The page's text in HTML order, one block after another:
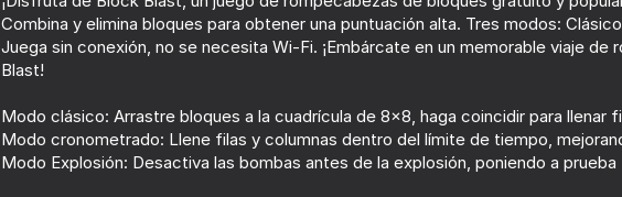
56
Crossy Road
78
Block Master - Super
Puzzle!
50
Paper io
Combina y elimina bloques para obtener una puntuación alta. Tres modos:
Juega sin conexión, no se necesita Wi-Fi. ¡Embárcate en un memorable viaje de
Blast!
Modo clásico: Arrastre bloques a la cuadrícula de 8x8, haga coincidir para llenar
Modo cronometrado: Llene filas y columnas dentro del límite de tiempo,
Modo Explosión: Desactiva las bombas antes de la explosión, poniendo a